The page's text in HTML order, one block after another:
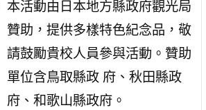
本活動由日本地方縣政府觀光局
贊助，提供多樣特色紀念品，敬
請鼓勵貴校人員參與活動。贊助
單位含鳥取縣政 府、秋田縣政
府、和歌山縣政府。